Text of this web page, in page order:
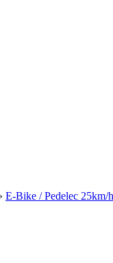
E-Bike / Pedelec